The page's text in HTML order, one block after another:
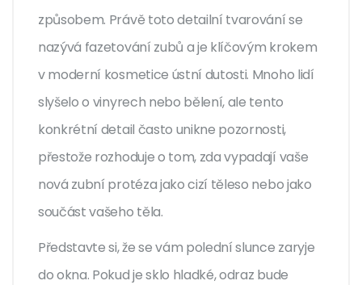
způsobem. Právě toto detailní tvarování se
nazývá fazetování zubů a je klíčovým krokem
v moderní kosmetice ústní dutosti. Mnoho lidí
slyšelo o vinyrech nebo bělení, ale tento
konkrétní detail často unikne pozornosti,
přestože rozhoduje o tom, zda vypadají vaše
nová zubní protéza jako cizí těleso nebo jako
součást vašeho těla.
Představte si, že se vám polední slunce zaryje
do okna. Pokud je sklo hladké, odraz bude